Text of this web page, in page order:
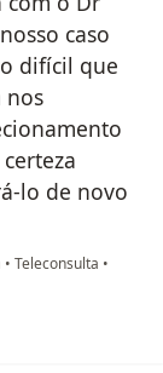
caso
difícil que
nos
lo de novo
• Teleconsulta •